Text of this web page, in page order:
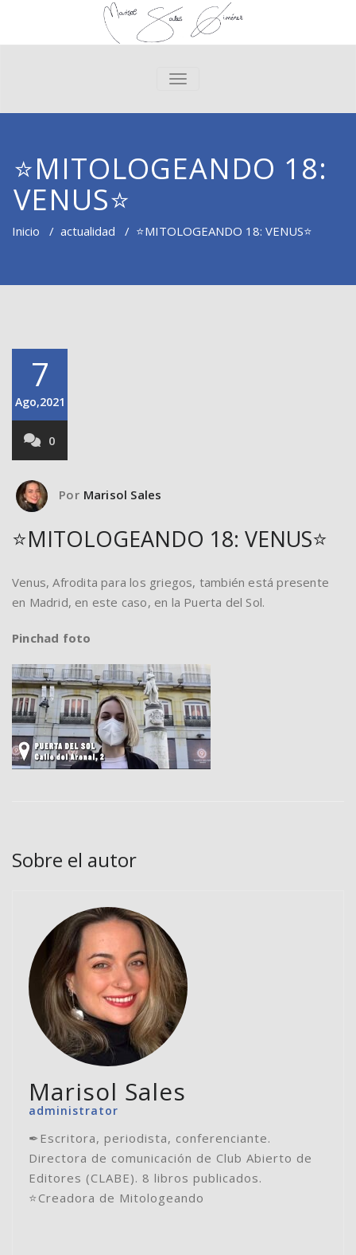
CAMBIAR NAVEGACIÓN
⭐️MITOLOGEANDO 18:
VENUS⭐️
Inicio / actualidad / ⭐️MITOLOGEANDO 18: VENUS⭐️
7
Ago,2021
0
Por Marisol Sales
⭐️MITOLOGEANDO 18: VENUS⭐️
Venus, Afrodita para los griegos, también está presente
en Madrid, en este caso, en la Puerta del Sol.
Pinchad foto
Sobre el autor
Marisol Sales
administrator
✒Escritora, periodista, conferenciante.
Directora de comunicación de Club Abierto de
Editores (CLABE). 8 libros publicados.
⭐️Creadora de Mitologeando